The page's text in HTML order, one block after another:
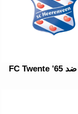
2026-08-09 موعد لقاء SC Heerenveen ضد FC Twente '65